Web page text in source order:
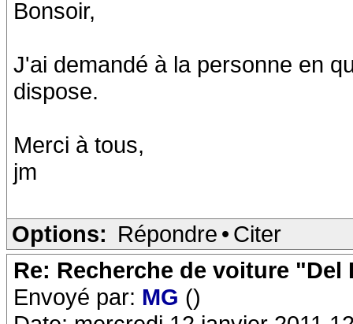
Bonsoir,
J'ai demandé à la personne en
dispose.
Merci à tous,
jm
Options: Répondre • Citer
Re: Recherche de voiture "Del
Envoyé par: MG ()